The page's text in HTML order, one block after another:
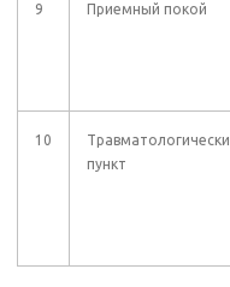
9 Приемный покой
10
пункт